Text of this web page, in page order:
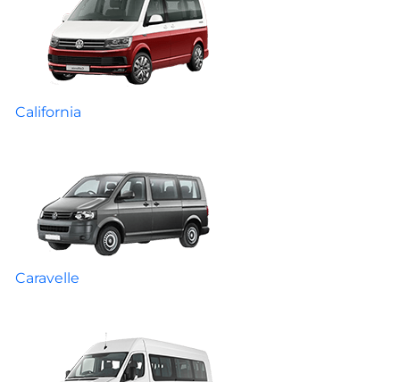
California
Caravelle